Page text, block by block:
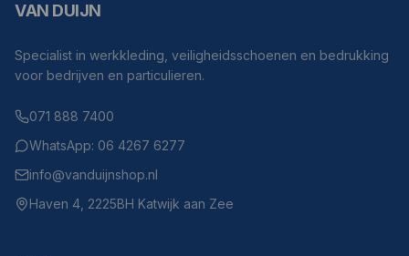
VAN DUIJN
Specialist in werkkleding, veiligheidsschoenen en bedrukking
voor bedrijven en particulieren.
071 888 7400
WhatsApp: 06 4267 6277
info@vanduijnshop.nl
Haven 4, 2225BH Katwijk aan Zee